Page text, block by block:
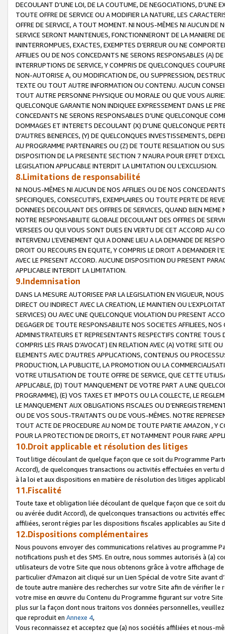
DECOULANT D’UNE LOI, DE LA COUTUME, DE NEGOCIATIONS, D’UNE
TOUTE OFFRE DE SERVICE OU A MODIFIER LA NATURE, LES
OFFRE DE SERVICE, A TOUT MOMENT. NI NOUS-MÊMES NI AUCUN DE
SERVICE SERONT MAINTENUES, FONCTIONNERONT DE LA MANIERE
ININTERROMPUES, EXACTES, EXEMPTES D’ERREUR OU NE
AFFILIES OU DE NOS CONCEDANTS NE SERONS RESPONSABLES (A)
INTERRUPTIONS DE SERVICE, Y COMPRIS DE QUELCONQUES
NON-AUTORISE A, OU MODIFICATION DE, OU SUPPRESSION,
TEXTE OU TOUT AUTRE INFORMATION OU CONTENU. AUCUN
TOUT AUTRE PERSONNE PHYSIQUE OU MORALE OU QUE VOUS
QUELCONQUE GARANTIE NON INDIQUEE EXPRESSEMENT DANS LE
CONCEDANTS NE SERONS RESPONSABLES D’UNE QUELCONQUE
DOMMAGES ET INTERETS DECOULANT (X) D'UNE QUELCONQUE
D'AUTRES BENEFICES, (Y) DE QUELCONQUES INVESTISSEMENTS,
AU PROGRAMME PARTENAIRES OU (Z) DE TOUTE RESILIATION OU
DISPOSITION DE LA PRESENTE SECTION 7 N'AURA POUR EFFET
LEGISLATION APPLICABLE INTERDIT LA LIMITATION OU L’EXCLUSION.
8.Limitations de responsabilité
NI NOUS-MÊMES NI AUCUN DE NOS AFFILIES OU DE NOS
SPECIFIQUES, CONSECUTIFS, EXEMPLAIRES OU TOUTE PERTE DE
DONNEES DECOULANT DES OFFRES DE SERVICES, QUAND BIEN
NOTRE RESPONSABILITE GLOBALE DECOULANT DES OFFRES DE
VERSEES OU QUI VOUS SONT DUES EN VERTU DE CET ACCORD AU
INTERVENU L’EVENEMENT QUI A DONNE LIEU A LA DEMANDE DE
DROIT OU RECOURS EN EQUITE, Y COMPRIS LE DROIT A DEMANDER
AVEC LE PRESENT ACCORD. AUCUNE DISPOSITION DU PRESENT
APPLICABLE INTERDIT LA LIMITATION.
9.Indemnisation
DANS LA MESURE AUTORISEE PAR LA LEGISLATION EN VIGUEUR,
DIRECT OU INDIRECT AVEC LA CREATION, LE MAINTIEN OU
SERVICES) OU AVEC UNE QUELCONQUE VIOLATION DU PRESENT
DEGAGER DE TOUTE RESPONSABILITE NOS SOCIETES AFFILIEES,
ADMINISTRATEURS ET REPRESENTANTS RESPECTIFS CONTRE
COMPRIS LES FRAIS D’AVOCAT) EN RELATION AVEC (A) VOTRE SITE
ELEMENTS AVEC D’AUTRES APPLICATIONS, CONTENUS OU
PRODUCTION, LA PUBLICITE, LA PROMOTION OU LA
VOTRE UTILISATION DE TOUTE OFFRE DE SERVICE, QUE CETTE
APPLICABLE, (D) TOUT MANQUEMENT DE VOTRE PART A UNE
PROGRAMME), (E) VOS TAXES ET IMPOTS OU LA COLLECTE, LE
LE MANQUEMENT AUX OBLIGATIONS FISCALES OU
OU DE VOS SOUS-TRAITANTS OU DE VOUS-MÊMES. NOTRE
TOUT ACTE DE PROCEDURE AU NOM DE TOUTE PARTIE AMAZON , Y
POUR LA PROTECTION DE DROITS, ET NOTAMMENT POUR FAIRE
10.Droit applicable et résolution des litiges
Tout litige découlant de quelque façon que ce soit du Programme
Accord), de quelconques transactions ou activités effectuées en vertu
à la loi et aux dispositions en matière de résolution des litiges
11.Fiscalité
Toute taxe et obligation liée découlant de quelque façon que ce soit
ou avérée dudit Accord), de quelconques transactions ou activités
affiliées, seront régies par les dispositions fiscales applicables au Site
12.Dispositions complémentaires
Nous pouvons envoyer des communications relatives au programme
notifications push et des SMS. En outre, nous sommes autorisés à
utilisateurs de votre Site que nous obtenons grâce à votre affichage
particulier d'Amazon ait cliqué sur un Lien Spécial de votre Site avant
de toute autre manière des recherches sur votre Site afin de vérifier
votre mise en œuvre du Contenu du Programme figurant sur votre
plus sur la façon dont nous traitons vos données personnelles,
que reproduit en Annexe 4,
Vous reconnaissez et acceptez que (a) nos sociétés affiliées et nous-